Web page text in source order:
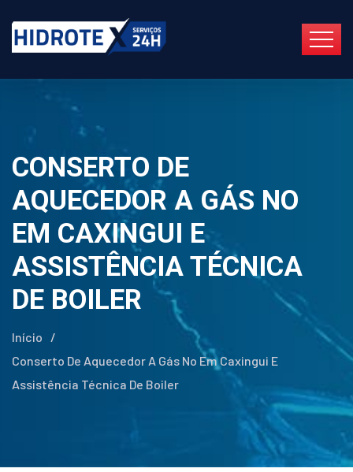
CONSERTO DE
AQUECEDOR A GÁS NO
EM CAXINGUI E
ASSISTÊNCIA TÉCNICA
DE BOILER
Início
/
Conserto De Aquecedor A Gás No Em Caxingui E
Assistência Técnica De Boiler